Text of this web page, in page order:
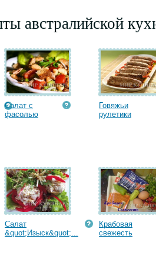
австралийской
Салат с
фасолью
Говяжьи
рулетики
Салат
&quot;Изыск&quot;...
Крабовая
cвежесть